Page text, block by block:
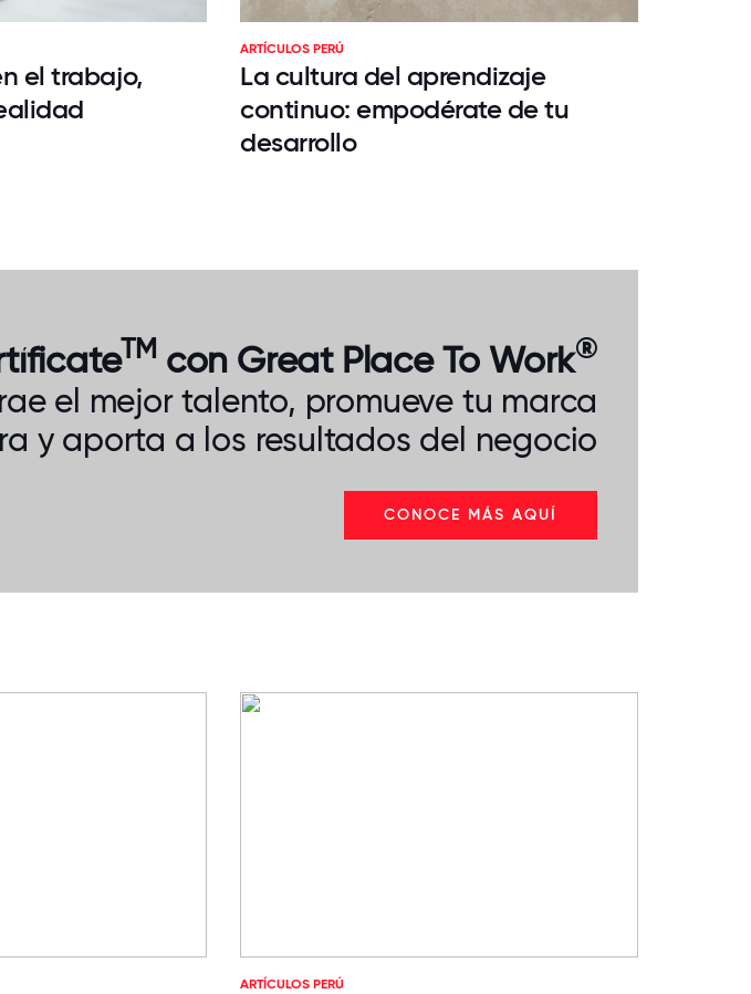
el trabajo,
ARTÍCULOS PERÚ
La cultura del aprendizaje
continuo: empodérate de tu
desarrollo
TM con Great Place To Work®
el mejor talento, promueve tu marca
y aporta a los resultados del negocio
CONOCE MÁS AQUÍ
ARTÍCULOS PERÚ